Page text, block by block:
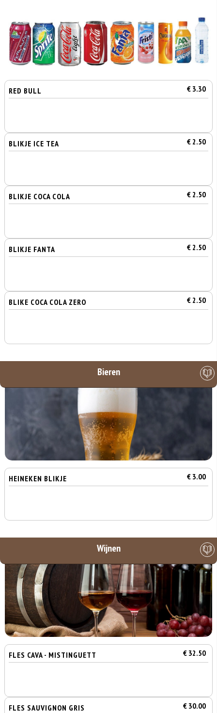
RED BULL € 3.30
BLIKJE ICE TEA € 2.50
BLIKJE COCA COLA € 2.50
BLIKJE FANTA € 2.50
BLIKE COCA COLA ZERO € 2.50
Bieren
HEINEKEN BLIKJE € 3.00
Wijnen
FLES CAVA - MISTINGUETT € 32.50
FLES SAUVIGNON GRIS € 30.00